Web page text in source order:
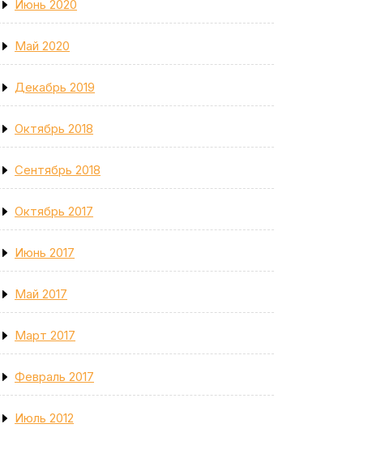
Июнь 2020
Май 2020
Декабрь 2019
Октябрь 2018
Сентябрь 2018
Октябрь 2017
Июнь 2017
Май 2017
Март 2017
Февраль 2017
Июль 2012